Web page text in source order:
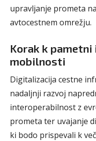
upravljanje prometa
avtocestnem omrežju.
Korak k
mobilnosti
Digitalizacija cestne
nadaljnji razvoj
interoperabilnost z
prometa ter uvajanje
ki bodo prispevali k